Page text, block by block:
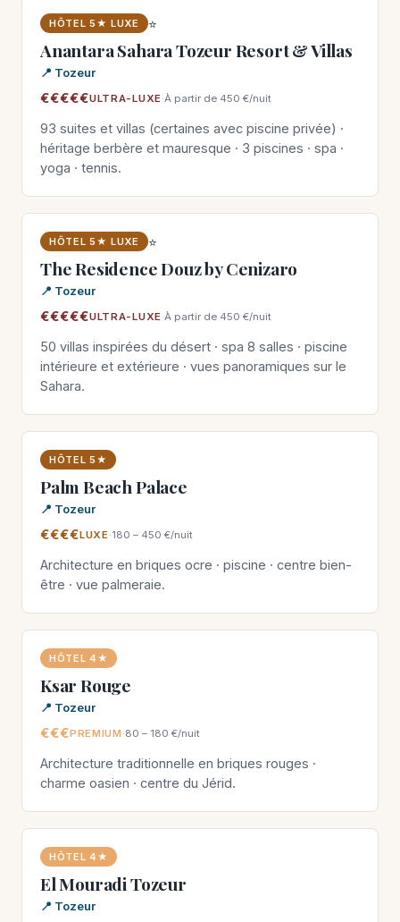
HÔTEL 5★ LUXE ⭐
Anantara Sahara Tozeur Resort & Villas
📍 Tozeur
€€€€€ULTRA-LUXE ·À partir de 450 €/nuit
93 suites et villas (certaines avec piscine privée) ·
héritage berbère et mauresque · 3 piscines · spa ·
yoga · tennis.
HÔTEL 5★ LUXE ⭐
The Residence Douz by Cenizaro
📍 Tozeur
€€€€€ULTRA-LUXE ·À partir de 450 €/nuit
50 villas inspirées du désert · spa 8 salles · piscine
intérieure et extérieure · vues panoramiques sur le
Sahara.
HÔTEL 5★
Palm Beach Palace
📍 Tozeur
€€€€LUXE ·180 – 450 €/nuit
Architecture en briques ocre · piscine · centre bien-
être · vue palmeraie.
HÔTEL 4★
Ksar Rouge
📍 Tozeur
€€€PREMIUM ·80 – 180 €/nuit
Architecture traditionnelle en briques rouges ·
charme oasien · centre du Jérid.
HÔTEL 4★
El Mouradi Tozeur
📍 Tozeur